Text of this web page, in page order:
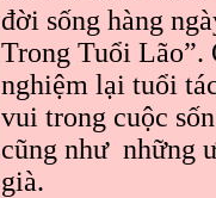
đời sống hàng
Trong Tuổi Lão”.
nghiệm lại tuổi
vui trong cuộc
cũng như những
già.